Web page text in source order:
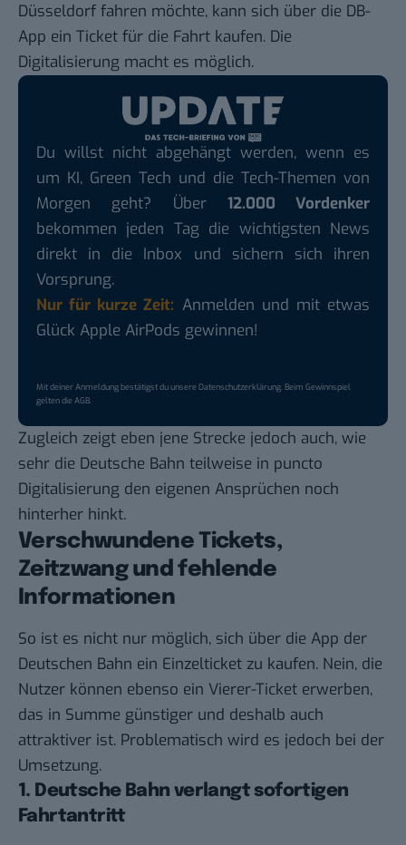
Düsseldorf fahren möchte, kann sich über die DB-
App ein Ticket für die Fahrt kaufen. Die
Digitalisierung macht es möglich.
Du willst nicht abgehängt werden, wenn es
um KI, Green Tech und die Tech-Themen von
Morgen geht? Über 12.000 Vordenker
bekommen jeden Tag die wichtigsten News
direkt in die Inbox und sichern sich ihren
Vorsprung.
Nur für kurze Zeit: Anmelden und mit etwas
Glück Apple AirPods gewinnen!
Mit deiner Anmeldung bestätigst du unsereDatenschutzerklärung. Beim Gewinnspiel
gelten dieAGB.
Zugleich zeigt eben jene Strecke jedoch auch, wie
sehr die Deutsche Bahn teilweise in puncto
Digitalisierung den eigenen Ansprüchen noch
hinterher hinkt.
Verschwundene Tickets,
Zeitzwang und fehlende
Informationen
So ist es nicht nur möglich, sich über die App der
Deutschen Bahn ein Einzelticket zu kaufen. Nein, die
Nutzer können ebenso ein Vierer-Ticket erwerben,
das in Summe günstiger und deshalb auch
attraktiver ist. Problematisch wird es jedoch bei der
Umsetzung.
1. Deutsche Bahn verlangt sofortigen
Fahrtantritt